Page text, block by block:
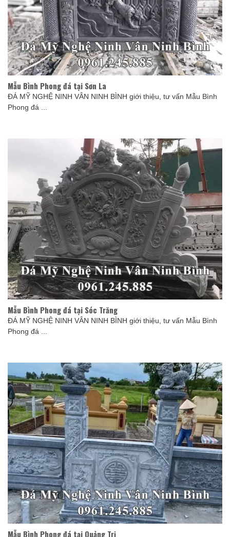
Mẫu Bình Phong đá tại Sơn La
ĐÁ MỸ NGHỆ NINH VÂN NINH BÌNH giới thiệu, tư vấn Mẫu Bình
Phong đá ...
Mẫu Bình Phong đá tại Sóc Trăng
ĐÁ MỸ NGHỆ NINH VÂN NINH BÌNH giới thiệu, tư vấn Mẫu Bình
Phong đá ...
Mẫu Bình Phong đá tại Quảng Trị